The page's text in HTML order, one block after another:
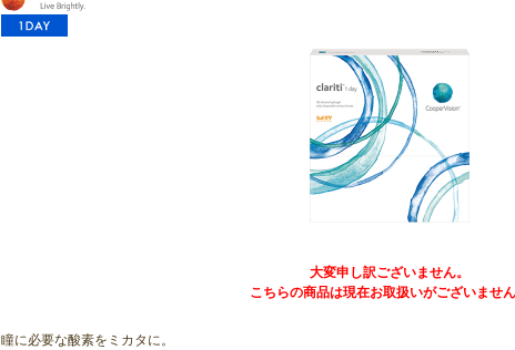
大変申し訳ございません。
こちらの商品は現在お取扱いがございません
瞳に必要な酸素をミカタに。